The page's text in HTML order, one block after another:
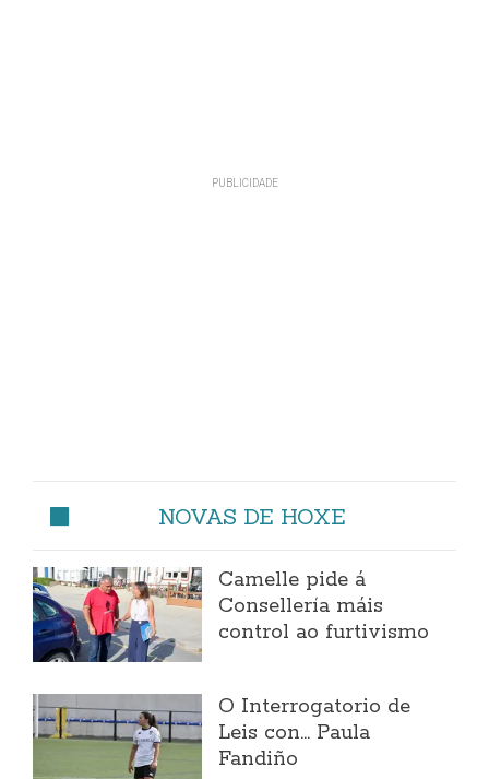
NOVAS DE HOXE
Camelle pide á
Consellería máis
control ao furtivismo
O Interrogatorio de
Leis con... Paula
Fandiño